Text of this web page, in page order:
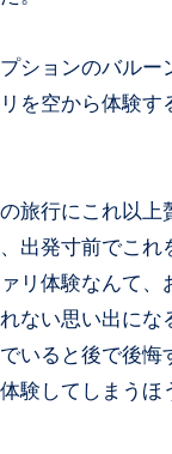
ションのバルー
を空から体験す
旅行にこれ以上
出発寸前でこれ
リ体験なんて、
ない思い出にな
いると後で後悔
験してしまうほ